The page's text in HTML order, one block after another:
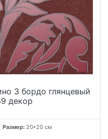
3 бордо глянцевый
декор
Размер: 20*20 см